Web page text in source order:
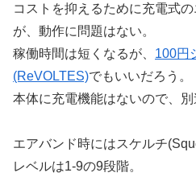
コストを抑えるために充電式
が、動作に問題はない。
稼働時間は短くなるが、 100円
(ReVOLTES)でもいいだろう。
本体に充電機能はないので、別
エアバンド時にはスケルチ
レベルは1-9の9段階。